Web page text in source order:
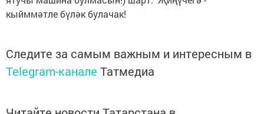
кыйммәтле бүләк булачак!
Следите за самым важным и интересным в
Telegram-канале Татмедиа